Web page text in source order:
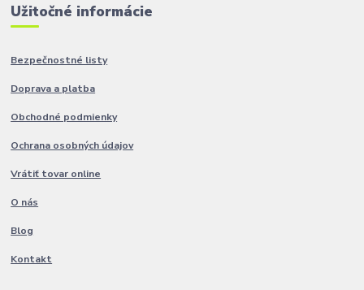
Užitočné informácie
Bezpečnostné listy
Doprava a platba
Obchodné podmienky
Ochrana osobných údajov
Vrátiť tovar online
O nás
Blog
Kontakt